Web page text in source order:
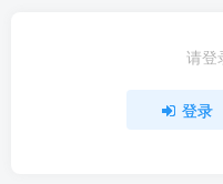
请登
登录